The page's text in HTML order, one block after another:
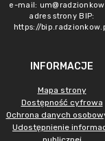
e-mail:
adres strony BIP:
https://
INFORMACJE
Mapa strony
Dostępność cyfrowa
Ochrona danych
Udostępnienie